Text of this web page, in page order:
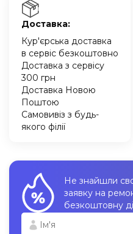
Доставка:
Кур'єрська доставка
в сервіс безкоштовно
Доставка з сервісу
300 грн
Доставка Новою
Поштою
Самовивіз з будь-
якого філії
Не знайшли
заявку на
безкоштовну